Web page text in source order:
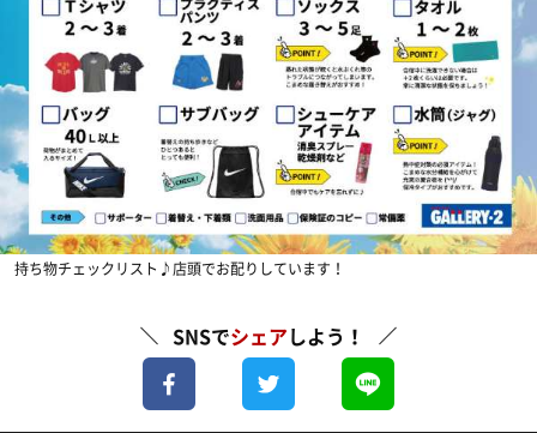
持ち物チェックリスト♪店頭でお配りしています！
SNSでシェア しよう！